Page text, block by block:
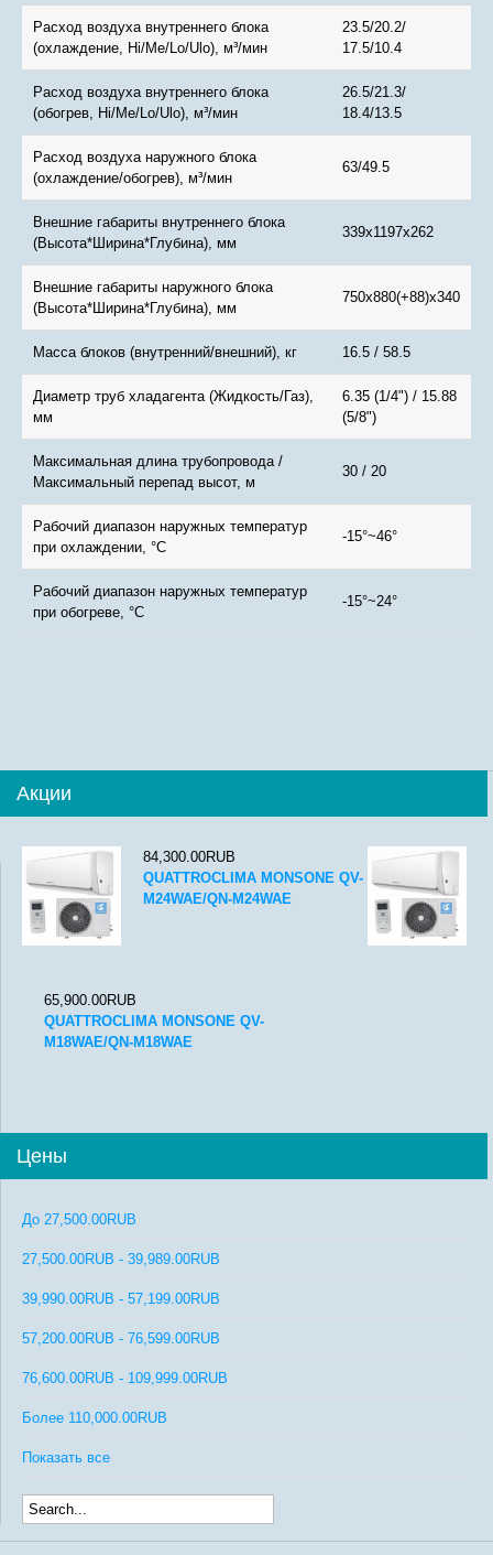
Расход воздуха внутреннего блока
(охлаждение, Hi/Me/Lo/Ulo), м³/мин
23.5/20.2/
17.5/10.4
Расход воздуха внутреннего блока
(обогрев, Hi/Me/Lo/Ulo), м³/мин
26.5/21.3/
18.4/13.5
Расход воздуха наружного блока
(охлаждение/обогрев), м³/мин
63/49.5
Внешние габариты внутреннего блока
(Высота*Ширина*Глубина), мм
339x1197x262
Внешние габариты наружного блока
(Высота*Ширина*Глубина), мм
750x880(+88)x340
Масса блоков (внутренний/внешний), кг 16.5 / 58.5
Диаметр труб хладагента (Жидкость/Газ),
мм
6.35 (1/4") / 15.88
(5/8")
Максимальная длина трубопровода /
Максимальный перепад высот, м
30 / 20
Рабочий диапазон наружных температур
при охлаждении, °С
-15°~46°
Рабочий диапазон наружных температур
при обогреве, °С
-15°~24°
Акции
84,300.00RUB
QUATTROCLIMA MONSONE QV-
M24WAE/QN-M24WAE
65,900.00RUB
QUATTROCLIMA MONSONE QV-
M18WAE/QN-M18WAE
Цены
До 27,500.00RUB
27,500.00RUB - 39,989.00RUB
39,990.00RUB - 57,199.00RUB
57,200.00RUB - 76,599.00RUB
76,600.00RUB - 109,999.00RUB
Более 110,000.00RUB
Показать все